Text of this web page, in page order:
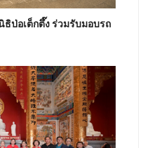
ป่อเต็กตึ๊ง ร่วมรับมอบรถ